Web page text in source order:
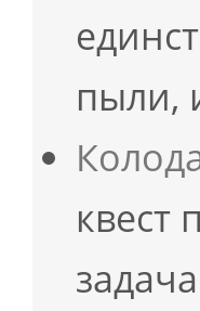
пыли,
квест